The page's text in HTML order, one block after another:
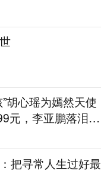
胡心瑶为嫣然天使
元，李亚鹏落泪感
捐赠99999元，也
赠99999元
把寻常人生过好最